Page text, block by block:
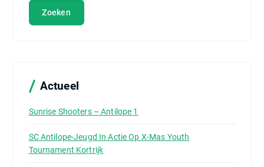
e
a
r
:
Actueel
Sunrise Shooters – Antilope 1
SC Antilope-Jeugd In Actie Op X-Mas Youth
Tournament Kortrijk